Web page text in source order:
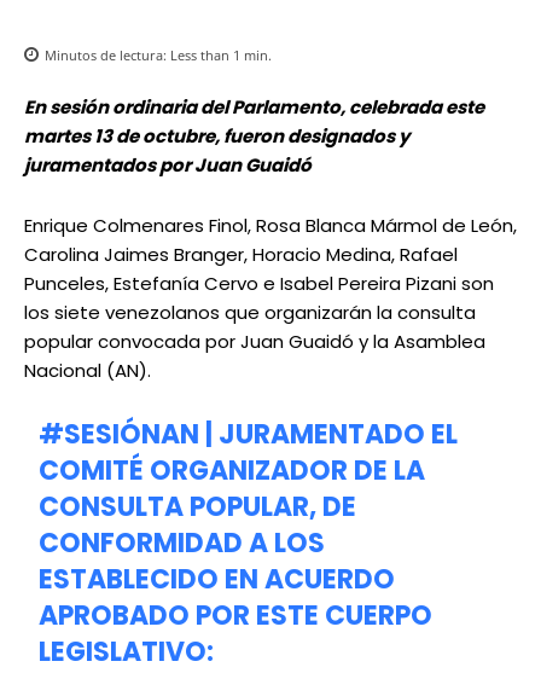
Minutos de lectura: Less than 1 min.
En sesión ordinaria del Parlamento, celebrada este
martes 13 de octubre, fueron designados y
juramentados por Juan Guaidó
Enrique Colmenares Finol, Rosa Blanca Mármol de León,
Carolina Jaimes Branger, Horacio Medina, Rafael
Punceles, Estefanía Cervo e Isabel Pereira Pizani son
los siete venezolanos que organizarán la consulta
popular convocada por Juan Guaidó y la Asamblea
Nacional (AN).
#SESIÓNAN | JURAMENTADO EL
COMITÉ ORGANIZADOR DE LA
CONSULTA POPULAR, DE
CONFORMIDAD A LOS
ESTABLECIDO EN ACUERDO
APROBADO POR ESTE CUERPO
LEGISLATIVO: